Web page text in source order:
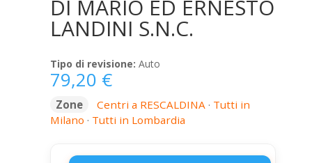
DI MARIO ED ERNESTO
LANDINI S.N.C.
Tipo di revisione: Auto
79,20 €
Zone Centri a RESCALDINA · Tutti in
Milano · Tutti in Lombardia